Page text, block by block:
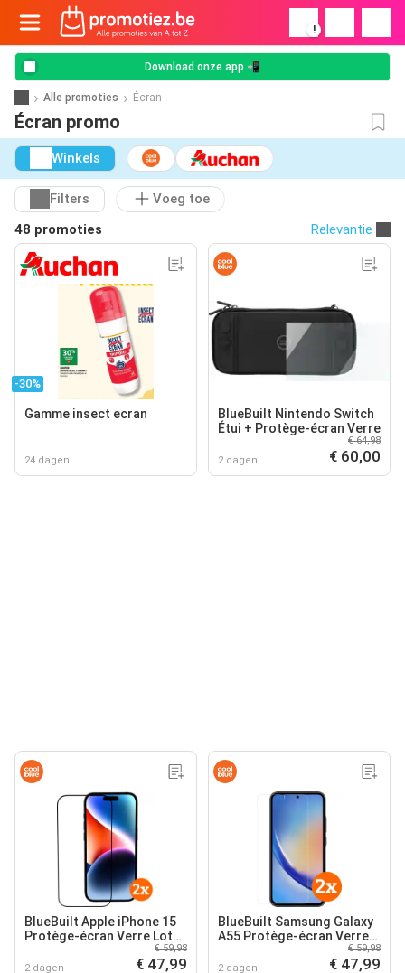
!
Download onze app 📲
Alle promoties Écran
Écran promo
Winkels
Filters
Voeg toe
48 promoties
Relevantie
-30%
Gamme insect ecran
24 dagen
BlueBuilt Nintendo Switch
Étui + Protège-écran Verre
2 dagen
€ 64,98
€ 60,00
BlueBuilt Apple iPhone 15
Protège-écran Verre Lot
2 dagen
€ 59,98
€ 47,99
BlueBuilt Samsung Galaxy
A55 Protège-écran Verre
2 dagen
€ 59,98
€ 47,99